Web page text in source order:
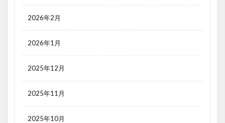
2026年2月
2026年1月
2025年12月
2025年11月
2025年10月